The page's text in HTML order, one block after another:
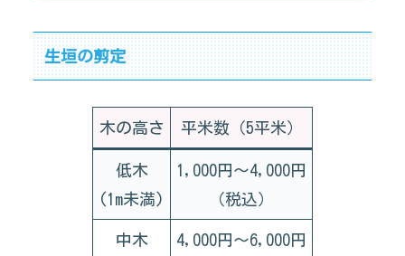
生垣の剪定
木の高さ 平米数 （5平米）
低木
(1m未満)
1,000円～4,000円
（税込）
中木 4,000円～6,000円